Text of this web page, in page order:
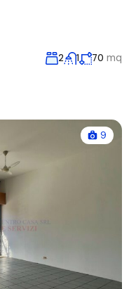
2 1 70 mq
9